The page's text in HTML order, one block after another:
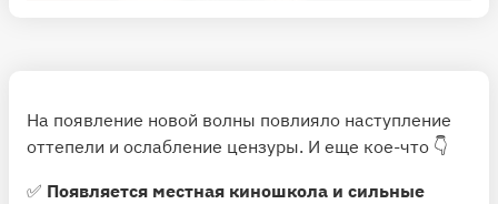
На появление новой волны повлияло наступление
оттепели и ослабление цензуры. И еще кое-что 👇
✅ Появляется местная киношкола и сильные